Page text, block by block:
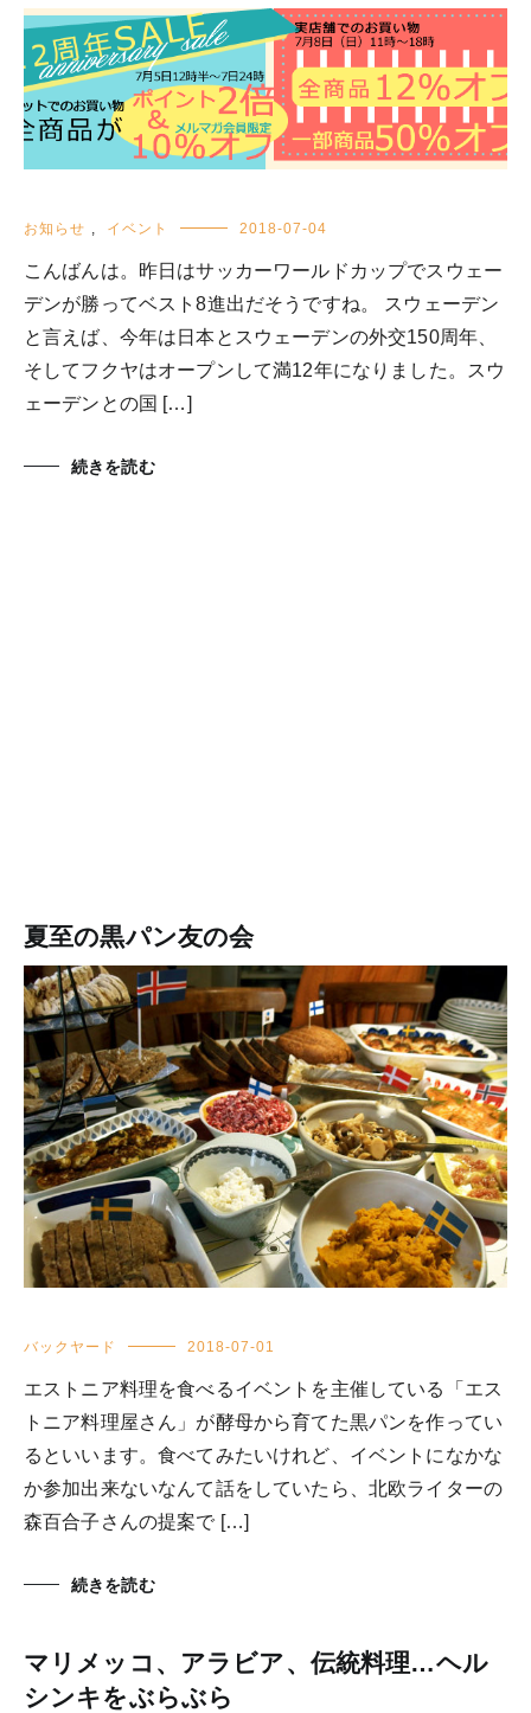
お知らせ , イベント 2018-07-04
こんばんは。昨日はサッカーワールドカップでスウェー
デンが勝ってベスト8進出だそうですね。 スウェーデン
と言えば、今年は日本とスウェーデンの外交150周年、
そしてフクヤはオープンして満12年になりました。スウ
ェーデンとの国 […]
続きを読む
夏至の黒パン友の会
バックヤード 2018-07-01
エストニア料理を食べるイベントを主催している「エス
トニア料理屋さん」が酵母から育てた黒パンを作ってい
るといいます。食べてみたいけれど、イベントになかな
か参加出来ないなんて話をしていたら、北欧ライターの
森百合子さんの提案で […]
続きを読む
マリメッコ、アラビア、伝統料理…ヘル
シンキをぶらぶら